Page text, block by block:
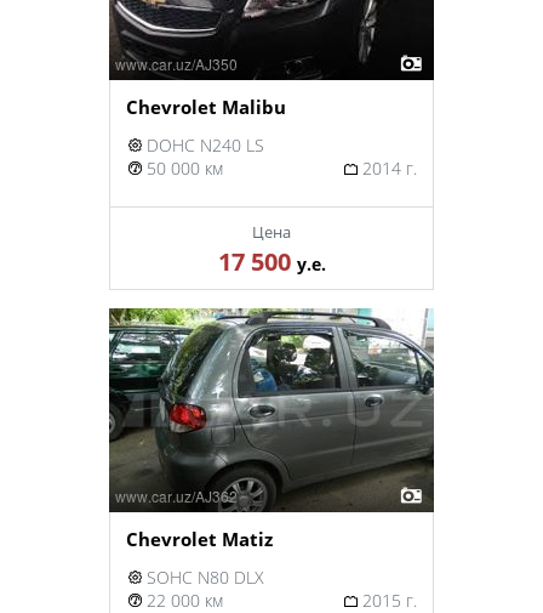
Chevrolet Malibu
DOHC N240 LS
50 000 км
2014 г.
Цена
17 500 у.е.
Chevrolet Matiz
SOHC N80 DLX
22 000 км
2015 г.